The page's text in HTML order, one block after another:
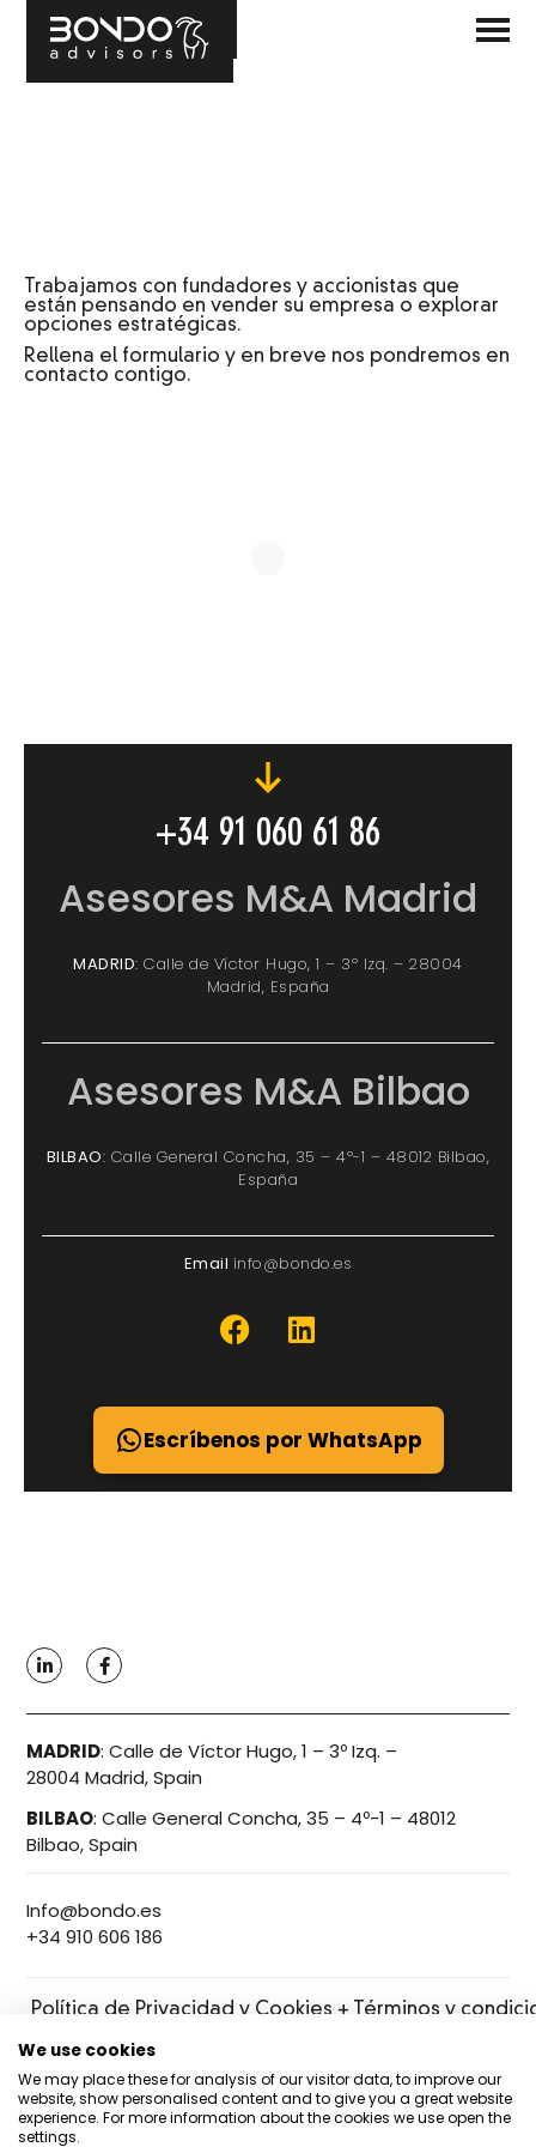
Trabajamos con fundadores y accionistas que
están pensando en vender su empresa o explorar
opciones estratégicas.
Rellena el formulario y en breve nos pondremos en
contacto contigo.
+34 91 060 61 86
Asesores M&A Madrid
MADRID: Calle de Víctor Hugo, 1 – 3º Izq. – 28004
Madrid, España
Asesores M&A Bilbao
BILBAO: Calle General Concha, 35 – 4º-1 – 48012 Bilbao,
España
Email info@bondo.es
Escríbenos por WhatsApp
MADRID:Calle de Víctor Hugo, 1 – 3º Izq. –
28004 Madrid, Spain
BILBAO:Calle General Concha, 35 – 4º-1 – 48012
Bilbao, Spain
Info@bondo.es
+34 910 606 186
Política de Privacidad y Cookies + Términos y
We use cookies
We may place these for analysis of our visitor data, to improve our
website, show personalised content and to give you a great website
experience. For more information about the cookies we use open the
settings.